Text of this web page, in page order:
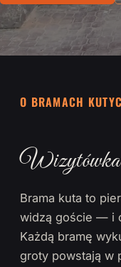
O BRAMACH
Wizytówka
Brama kuta to
widzą goście — i
Każdą bramę
groty powstają w